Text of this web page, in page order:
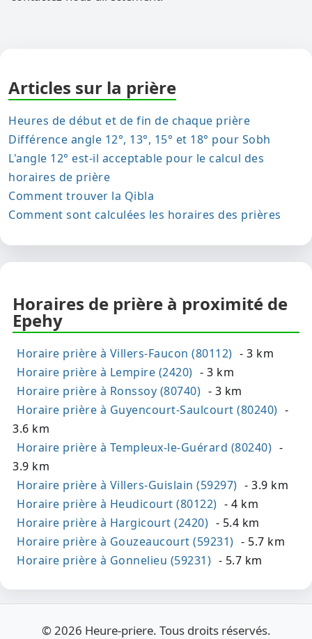
Articles sur la prière
Heures de début et de fin de chaque prière
Différence angle 12°, 13°, 15° et 18° pour Sobh
L'angle 12° est-il acceptable pour le calcul des
horaires de prière
Comment trouver la Qibla
Comment sont calculées les horaires des prières
Horaires de prière à proximité de
Epehy
Horaire prière à Villers-Faucon (80112) - 3 km
Horaire prière à Lempire (2420) - 3 km
Horaire prière à Ronssoy (80740) - 3 km
Horaire prière à Guyencourt-Saulcourt (80240) -
3.6 km
Horaire prière à Templeux-le-Guérard (80240) -
3.9 km
Horaire prière à Villers-Guislain (59297) - 3.9 km
Horaire prière à Heudicourt (80122) - 4 km
Horaire prière à Hargicourt (2420) - 5.4 km
Horaire prière à Gouzeaucourt (59231) - 5.7 km
Horaire prière à Gonnelieu (59231) - 5.7 km
© 2026 Heure-priere. Tous droits réservés.